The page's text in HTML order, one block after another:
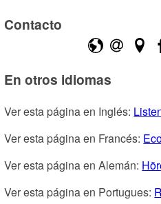
Contacto
En otros idiomas
Ver esta página en Inglés:
Ver esta página en Francés:
Ver esta página en Alemán:
Ver esta página en Portugues: